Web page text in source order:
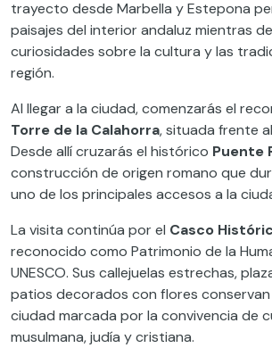
trayecto desde Marbella y Estepona
paisajes del interior andaluz mientras
curiosidades sobre la cultura y las
región.
Al llegar a la ciudad, comenzarás el
Torre de la Calahorra, situada frente
Desde allí cruzarás el histórico Puente
construcción de origen romano que
uno de los principales accesos a la
La visita continúa por el Casco
reconocido como Patrimonio de la
UNESCO. Sus callejuelas estrechas,
patios decorados con flores conservan
ciudad marcada por la convivencia de
musulmana, judía y cristiana.